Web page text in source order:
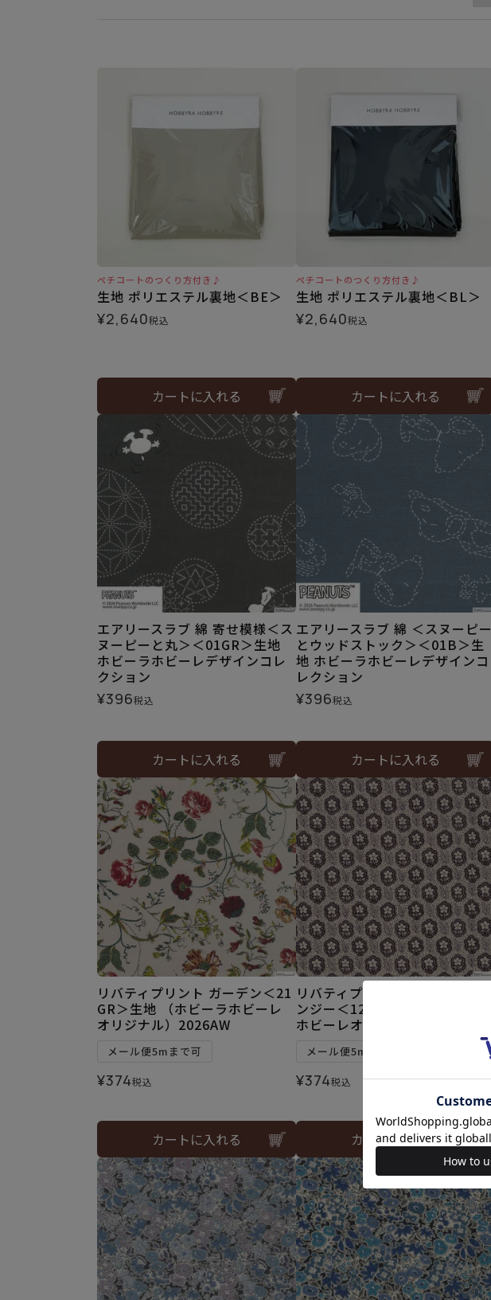
ペチコートのつくり方付き♪
生地 ポリエステル裏地＜BE＞
¥2,640税込
カートに入れる
ペチコートのつくり方付き♪
生地 ポリエステル裏地＜BL＞
¥2,640税込
カートに入れる
エアリースラブ 綿 寄せ模様＜ス
ヌーピーと丸＞＜01GR＞生地
ホビーラホビーレデザインコレ
クション
¥396税込
カートに入れる
エアリースラブ 綿 ＜スヌーピー
とウッドストック＞＜01B＞生
地 ホビーラホビーレデザインコ
レクション
¥396税込
カートに入れる
リバティプリント ガーデン＜21
GR＞生地 （ホビーラホビーレ
オリジナル）2026AW
メール便5mまで可
¥374税込
カートに入れる
リバティプリント ガーデン・パ
ンジー＜12L＞生地 （ホビーラ
ホビーレオリジナル）2026AW
メール便5mまで可
¥374税込
カートに入れる